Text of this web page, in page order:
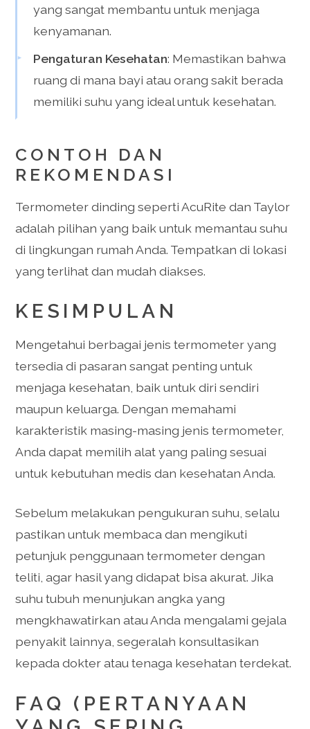
yang sangat membantu untuk menjaga
kenyamanan.
Pengaturan Kesehatan: Memastikan bahwa
ruang di mana bayi atau orang sakit berada
memiliki suhu yang ideal untuk kesehatan.
CONTOH DAN
REKOMENDASI
Termometer dinding seperti AcuRite dan Taylor
adalah pilihan yang baik untuk memantau suhu
di lingkungan rumah Anda. Tempatkan di lokasi
yang terlihat dan mudah diakses.
KESIMPULAN
Mengetahui berbagai jenis termometer yang
tersedia di pasaran sangat penting untuk
menjaga kesehatan, baik untuk diri sendiri
maupun keluarga. Dengan memahami
karakteristik masing-masing jenis termometer,
Anda dapat memilih alat yang paling sesuai
untuk kebutuhan medis dan kesehatan Anda.
Sebelum melakukan pengukuran suhu, selalu
pastikan untuk membaca dan mengikuti
petunjuk penggunaan termometer dengan
teliti, agar hasil yang didapat bisa akurat. Jika
suhu tubuh menunjukan angka yang
mengkhawatirkan atau Anda mengalami gejala
penyakit lainnya, segeralah konsultasikan
kepada dokter atau tenaga kesehatan terdekat.
FAQ (PERTANYAAN